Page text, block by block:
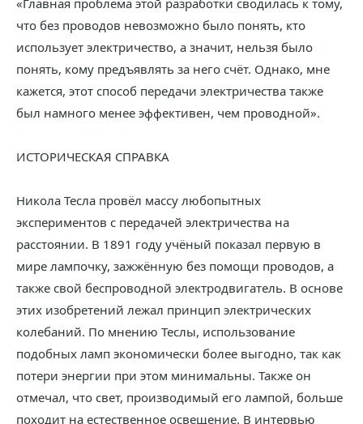
«Главная проблема этой разработки сводилась к тому,
что без проводов невозможно было понять, кто
использует электричество, а значит, нельзя было
понять, кому предъявлять за него счёт. Однако, мне
кажется, этот способ передачи электричества также
был намного менее эффективен, чем проводной».
ИСТОРИЧЕСКАЯ СПРАВКА
Никола Тесла провёл массу любопытных
экспериментов с передачей электричества на
расстоянии. В 1891 году учёный показал первую в
мире лампочку, зажжённую без помощи проводов, а
также свой беспроводной электродвигатель. В основе
этих изобретений лежал принцип электрических
колебаний. По мнению Теслы, использование
подобных ламп экономически более выгодно, так как
потери энергии при этом минимальны. Также он
отмечал, что свет, производимый его лампой, больше
походит на естественное освещение. В интервью